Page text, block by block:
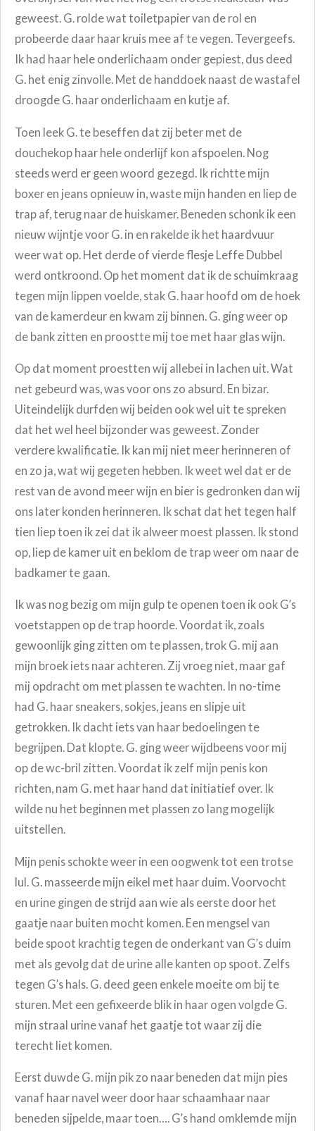
geweest. G. rolde wat toiletpapier van de rol en
probeerde daar haar kruis mee af te vegen. Tevergeefs.
Ik had haar hele onderlichaam onder gepiest, dus deed
G. het enig zinvolle. Met de handdoek naast de wastafel
droogde G. haar onderlichaam en kutje af.
Toen leek G. te beseffen dat zij beter met de
douchekop haar hele onderlijf kon afspoelen. Nog
steeds werd er geen woord gezegd. Ik richtte mijn
boxer en jeans opnieuw in, waste mijn handen en liep de
trap af, terug naar de huiskamer. Beneden schonk ik een
nieuw wijntje voor G. in en rakelde ik het haardvuur
weer wat op. Het derde of vierde flesje Leffe Dubbel
werd ontkroond. Op het moment dat ik de schuimkraag
tegen mijn lippen voelde, stak G. haar hoofd om de hoek
van de kamerdeur en kwam zij binnen. G. ging weer op
de bank zitten en proostte mij toe met haar glas wijn.
Op dat moment proestten wij allebei in lachen uit. Wat
net gebeurd was, was voor ons zo absurd. En bizar.
Uiteindelijk durfden wij beiden ook wel uit te spreken
dat het wel heel bijzonder was geweest. Zonder
verdere kwalificatie. Ik kan mij niet meer herinneren of
en zo ja, wat wij gegeten hebben. Ik weet wel dat er de
rest van de avond meer wijn en bier is gedronken dan wij
ons later konden herinneren. Ik schat dat het tegen half
tien liep toen ik zei dat ik alweer moest plassen. Ik stond
op, liep de kamer uit en beklom de trap weer om naar de
badkamer te gaan.
Ik was nog bezig om mijn gulp te openen toen ik ook G’s
voetstappen op de trap hoorde. Voordat ik, zoals
gewoonlijk ging zitten om te plassen, trok G. mij aan
mijn broek iets naar achteren. Zij vroeg niet, maar gaf
mij opdracht om met plassen te wachten. In no-time
had G. haar sneakers, sokjes, jeans en slipje uit
getrokken. Ik dacht iets van haar bedoelingen te
begrijpen. Dat klopte. G. ging weer wijdbeens voor mij
op de wc-bril zitten. Voordat ik zelf mijn penis kon
richten, nam G. met haar hand dat initiatief over. Ik
wilde nu het beginnen met plassen zo lang mogelijk
uitstellen.
Mijn penis schokte weer in een oogwenk tot een trotse
lul. G. masseerde mijn eikel met haar duim. Voorvocht
en urine gingen de strijd aan wie als eerste door het
gaatje naar buiten mocht komen. Een mengsel van
beide spoot krachtig tegen de onderkant van G’s duim
met als gevolg dat de urine alle kanten op spoot. Zelfs
tegen G’s hals. G. deed geen enkele moeite om bij te
sturen. Met een gefixeerde blik in haar ogen volgde G.
mijn straal urine vanaf het gaatje tot waar zij die
terecht liet komen.
Eerst duwde G. mijn pik zo naar beneden dat mijn pies
vanaf haar navel weer door haar schaamhaar naar
beneden sijpelde, maar toen…. G’s hand omklemde mijn